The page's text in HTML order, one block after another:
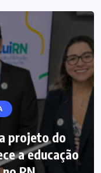
projeto do
a educação